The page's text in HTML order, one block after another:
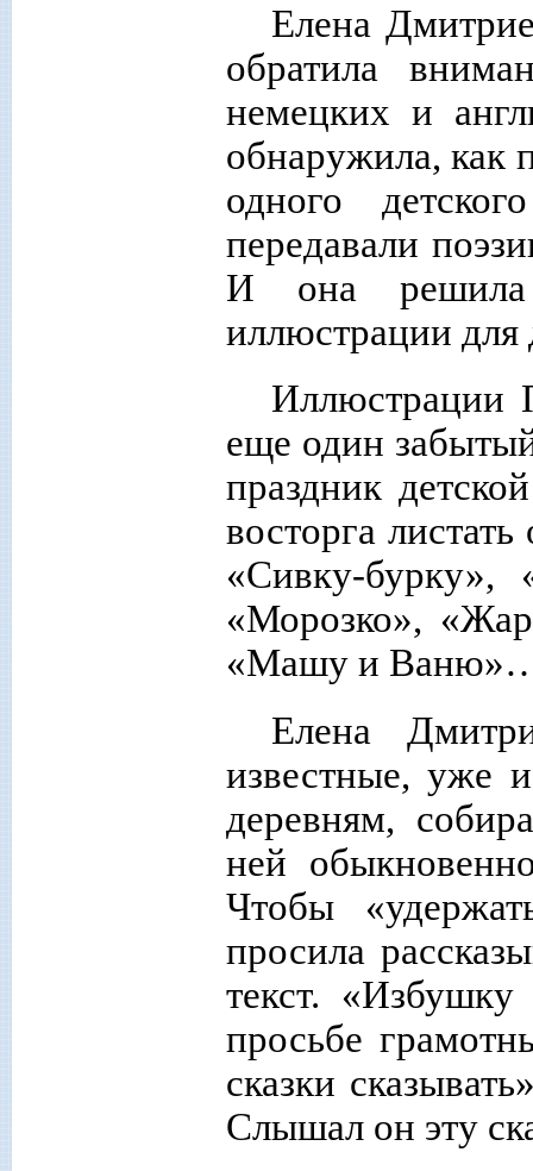
Елена
обратила
немецких и
обнаружила, как
одного
передавали
И она решила
иллюстрации для
Иллюстрации
еще один
праздник
восторга
«Сивку-бурку»,
«Морозко»,
«Машу и
Елена
известные, уже
деревням,
ней
Чтобы
просила
текст.
просьбе
сказки
Слышал он эту